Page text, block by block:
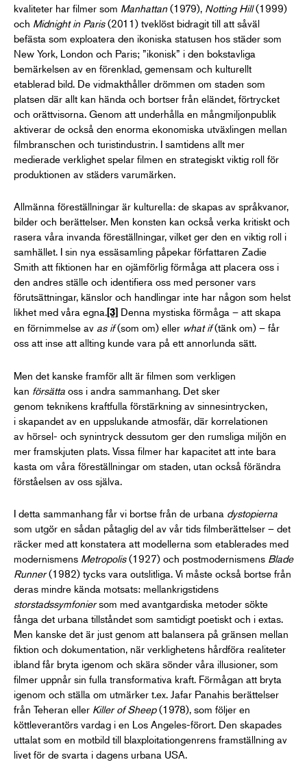
kvaliteter har filmer som Manhattan (1979), Notting Hill(1999)
och Midnight in Paris(2011) tveklöst bidragit till att såväl
befästa som exploatera den ikoniska statusen hos städer som
New York, London och Paris; ”ikonisk” i den bokstavliga
bemärkelsen av en förenklad, gemensam och kulturellt
etablerad bild. De vidmakthåller drömmen om staden som
platsen där allt kan hända och bortser från eländet, förtrycket
och orättvisorna. Genom att underhålla en mångmiljonpublik
aktiverar de också den enorma ekonomiska utväxlingen mellan
filmbranschen och turistindustrin. I samtidens allt mer
medierade verklighet spelar filmen en strategiskt viktig roll för
produktionen av städers varumärken.
Allmänna föreställningar är kulturella: de skapas av språkvanor,
bilder och berättelser. Men konsten kan också verka kritiskt och
rasera våra invanda föreställningar, vilket ger den en viktig roll i
samhället. I sin nya essäsamling påpekar författaren Zadie
Smith att fiktionen har en ojämförlig förmåga att placera oss i
den andres ställe och identifiera oss med personer vars
förutsättningar, känslor och handlingar inte har någon som helst
likhet med våra egna.[3] Denna mystiska förmåga – att skapa
en förnimmelse av as if(som om) eller what if(tänk om) – får
oss att inse att allting kunde vara på ett annorlunda sätt.
Men det kanske framför allt är filmen som verkligen
kan försätta oss i andra sammanhang. Det sker
genom teknikens kraftfulla förstärkning av sinnesintrycken,
i skapandet av en uppslukande atmosfär, där korrelationen
av hörsel- och synintryck dessutom ger den rumsliga miljön en
mer framskjuten plats. Vissa filmer har kapacitet att inte bara
kasta om våra föreställningar om staden, utan också förändra
förståelsen av oss själva.
I detta sammanhang får vi bortse från de urbana dystopierna
som utgör en sådan påtaglig del av vår tids filmberättelser – det
räcker med att konstatera att modellerna som etablerades med
modernismens Metropolis(1927) och postmodernismens Blade
Runner(1982) tycks vara outslitliga. Vi måste också bortse från
deras mindre kända motsats: mellankrigstidens
storstadssymfoniersom med avantgardiska metoder sökte
fånga det urbana tillståndet som samtidigt poetiskt och i extas.
Men kanske det är just genom att balansera på gränsen mellan
fiktion och dokumentation, när verklighetens hårdföra realiteter
ibland får bryta igenom och skära sönder våra illusioner, som
filmer uppnår sin fulla transformativa kraft. Förmågan att bryta
igenom och ställa om utmärker t.ex. Jafar Panahis berättelser
från Teheran eller Killer of Sheep(1978), som följer en
köttleverantörs vardag i en Los Angeles-förort. Den skapades
uttalat som en motbild till blaxploitationgenrens framställning av
livet för de svarta i dagens urbana USA.